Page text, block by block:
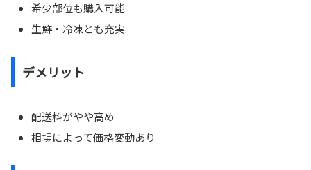
希少部位も購入可能
生鮮・冷凍とも充実
デメリット
配送料がやや高め
相場によって価格変動あり